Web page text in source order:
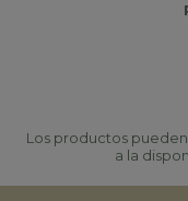
Los productos
a la